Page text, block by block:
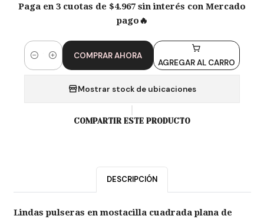
Paga en 3 cuotas de $4.967 sin interés con Mercado
pago🔥
Cantidad AGREGAR AL CARRO
COMPRAR AHORA
Mostrar stock de ubicaciones
COMPARTIR ESTE PRODUCTO
DESCRIPCIÓN
Lindas pulseras en mostacilla cuadrada plana de